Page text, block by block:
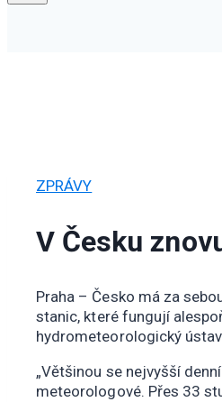
ZPRÁVY
V Česku
Praha – Česko má za
stanic, které fungují
hydrometeorologický
„Většinou se nejvyšší
meteorologové. Přes 33